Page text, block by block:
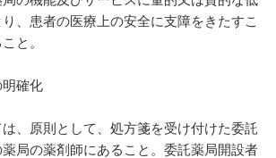
、患者の医療上の安全に支障をきたすこ
と。
明確化
、原則として、処方箋を受け付けた委託
局の薬剤師にあること。委託薬局開設者